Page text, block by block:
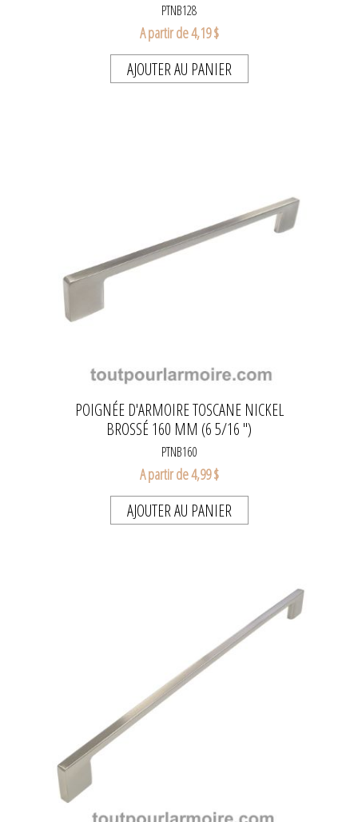
PTNB128
A partir de 4,19 $
AJOUTER AU PANIER
POIGNÉE D'ARMOIRE TOSCANE NICKEL
BROSSÉ 160 MM (6 5/16 ")
PTNB160
A partir de 4,99 $
AJOUTER AU PANIER